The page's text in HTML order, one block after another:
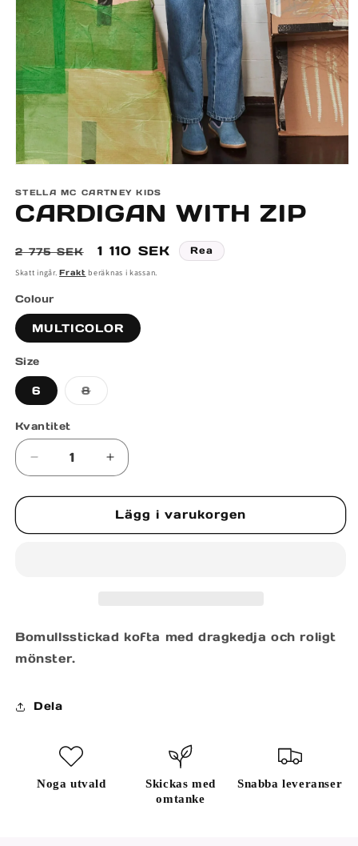
1
i
modalfönster
STELLA MC CARTNEY KIDS
CARDIGAN WITH ZIP
Ordinarie
pris
2 775 SEK Försäljningspris
1 110 SEK Rea
Skatt ingår.Frakt beräknas i kassan.
Colour
MULTICOLOR
Size
6 8Varianten
är
tillgänglig
Kvantitet
Minska
för
CARDIGAN
WITH
Öka
för
CARDIGAN
WITH
Lägg i varukorgen
Bomullsstickad kofta med dragkedja och roligt
mönster.
Dela
Noga utvald
Skickas med
omtanke
Snabba leveranser